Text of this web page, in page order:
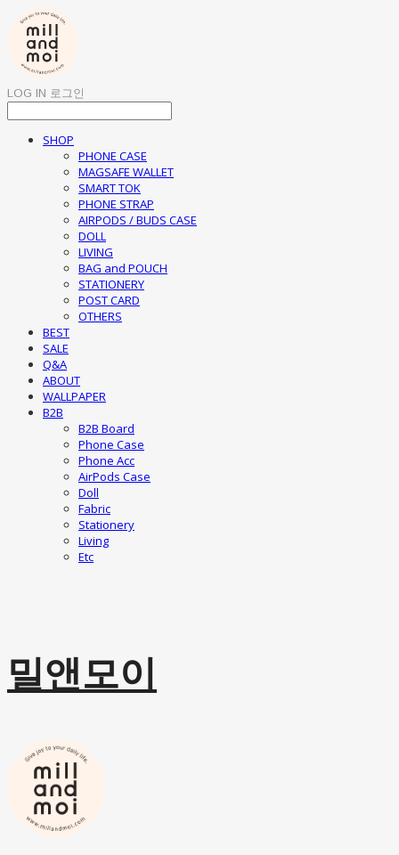
LOG IN 로그인
SHOP
PHONE CASE
MAGSAFE WALLET
SMART TOK
PHONE STRAP
AIRPODS / BUDS CASE
DOLL
LIVING
BAG and POUCH
STATIONERY
POST CARD
OTHERS
BEST
SALE
Q&A
ABOUT
WALLPAPER
B2B
B2B Board
Phone Case
Phone Acc
AirPods Case
Doll
Fabric
Stationery
Living
Etc
밀앤모이